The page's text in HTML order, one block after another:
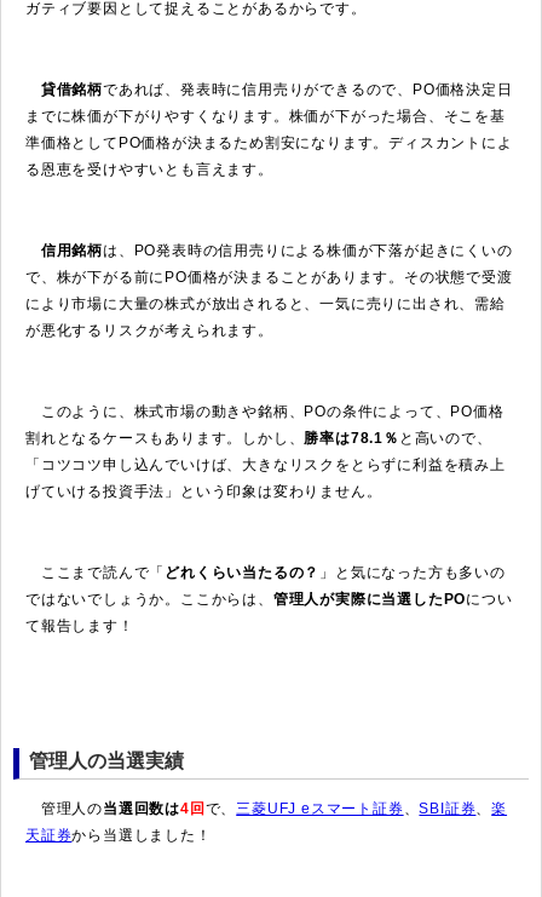
ガティブ要因として捉えることがあるからです。
貸借銘柄であれば、発表時に信用売りができるので、PO価格決定日
までに株価が下がりやすくなります。株価が下がった場合、そこを基
準価格としてPO価格が決まるため割安になります。ディスカントによ
る恩恵を受けやすいとも言えます。
信用銘柄は、PO発表時の信用売りによる株価が下落が起きにくいの
で、株が下がる前にPO価格が決まることがあります。その状態で受渡
により市場に大量の株式が放出されると、一気に売りに出され、需給
が悪化するリスクが考えられます。
このように、株式市場の動きや銘柄、POの条件によって、PO価格
割れとなるケースもあります。しかし、 勝率は78.1％ と高いので、
「コツコツ申し込んでいけば、大きなリスクをとらずに利益を積み上
げていける投資手法」という印象は変わりません。
ここまで読んで「 どれくらい当たるの？ 」と気になった方も多いの
ではないでしょうか。ここからは、 管理人が実際に当選したPOについ
て報告します！
管理人の当選実績
管理人の当選回数は4回 で、三菱UFJ eスマート証券、SBI証券、楽
天証券から当選しました！